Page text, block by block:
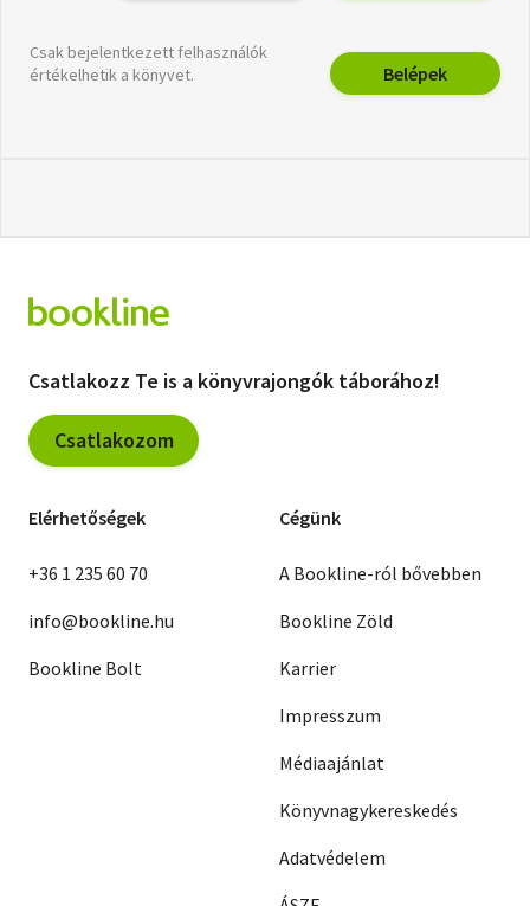
Csak bejelentkezett felhasználók
értékelhetik a könyvet.
Belépek
Csatlakozz Te is a könyvrajongók táborához!
Csatlakozom
Elérhetőségek
+36 1 235 60 70
info@bookline.hu
Bookline Bolt
Cégünk
A Bookline-ról bővebben
Bookline Zöld
Karrier
Impresszum
Médiaajánlat
Könyvnagykereskedés
Adatvédelem